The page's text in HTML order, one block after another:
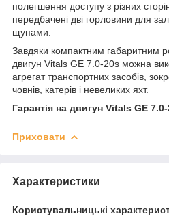
полегшення доступу з різних
передбачені дві горловини для
щупами.
Завдяки компактним габаритним
двигун Vitals GE 7.0-20s можна
агрегат транспортних засобів,
човнів, катерів і невеликих яхт.
Гарантія на двигун Vitals GE
Приховати
Характеристики
Користувальницькі